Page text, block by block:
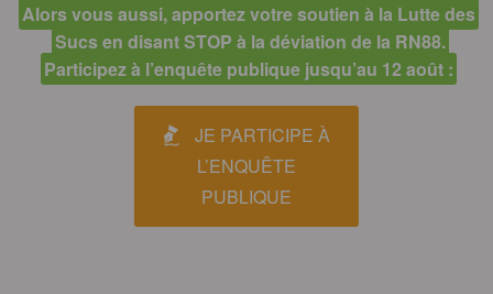
Alors vous aussi, apportez votre soutien à la Lutte des
Sucs en disant STOP à la déviation de la RN88.
Participez à l’enquête publique jusqu’au 12 août :
JE PARTICIPE À
L’ENQUÊTE
PUBLIQUE